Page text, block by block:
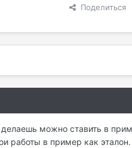
Поделиться
можно ставить в
работы в пример как